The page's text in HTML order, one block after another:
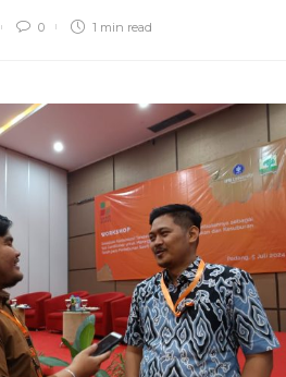
0 1 min read